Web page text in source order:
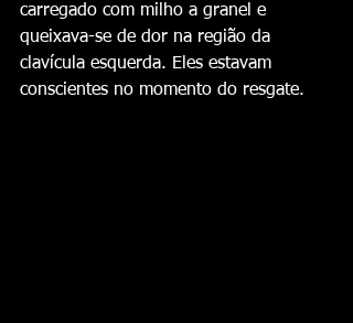
carregado com milho a granel e
queixava-se de dor na região da
clavícula esquerda. Eles estavam
conscientes no momento do resgate.